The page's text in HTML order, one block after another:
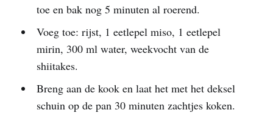
toe en bak nog 5 minuten al roerend.
Voeg toe: rijst, 1 eetlepel miso, 1 eetlepel
mirin, 300 ml water, weekvocht van de
shiitakes.
Breng aan de kook en laat het met het deksel
schuin op de pan 30 minuten zachtjes koken.